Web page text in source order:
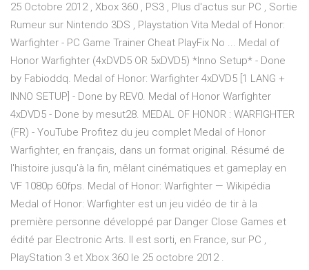
25 Octobre 2012 , Xbox 360 , PS3 , Plus d'actus sur PC , Sortie
Rumeur sur Nintendo 3DS , Playstation Vita Medal of Honor:
Warfighter - PC Game Trainer Cheat PlayFix No ... Medal of
Honor Warfighter (4xDVD5 OR 5xDVD5) *Inno Setup* - Done
by Fabioddq. Medal of Honor: Warfighter 4xDVD5 [1 LANG +
INNO SETUP] - Done by REV0. Medal of Honor Warfighter
4xDVD5 - Done by mesut28. MEDAL OF HONOR : WARFIGHTER
(FR) - YouTube Profitez du jeu complet Medal of Honor
Warfighter, en français, dans un format original. Résumé de
l'histoire jusqu'à la fin, mêlant cinématiques et gameplay en
VF 1080p 60fps. Medal of Honor: Warfighter — Wikipédia
Medal of Honor: Warfighter est un jeu vidéo de tir à la
première personne développé par Danger Close Games et
édité par Electronic Arts. Il est sorti, en France, sur PC ,
PlayStation 3 et Xbox 360 le 25 octobre 2012 .